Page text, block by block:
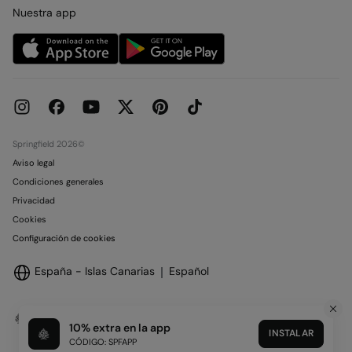
Condiciones legales de la tarjeta regalo online
Concursos y Sorteos
Trabaja con nosotros
Be a Creator
Tiendas
Nuestra app
Springfield 2026©
Aviso legal
Condiciones generales
Privacidad
Cookies
Configuración de cookies
España - Islas Canarias Español
10% extra en la app
CÓDIGO: SPFAPP
INSTALAR